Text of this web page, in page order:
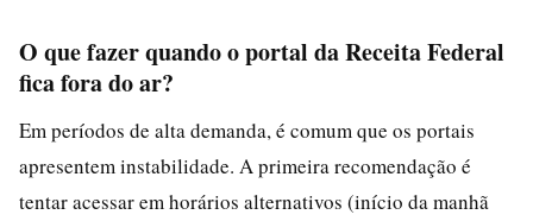
O que fazer quando o portal da Receita Federal
fica fora do ar?
Em períodos de alta demanda, é comum que os portais
apresentem instabilidade. A primeira recomendação é
tentar acessar em horários alternativos (início da manhã